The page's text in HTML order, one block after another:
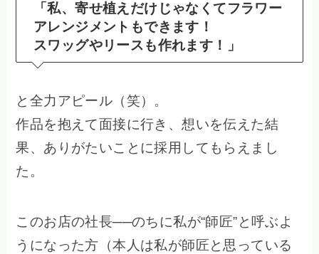
「私、寄せ植えだけじゃなくてフラワー
アレンジメントもできます！
スワッグやリースも作れます！」
と全力アピール（笑）。
作品を抱えて面接に行き、想いを伝えた結
果、ありがたいことに採用してもらえまし
た。
このお店の社長──のちに私が“師匠”と呼ぶよ
うになった方（本人は私が師匠と思っている